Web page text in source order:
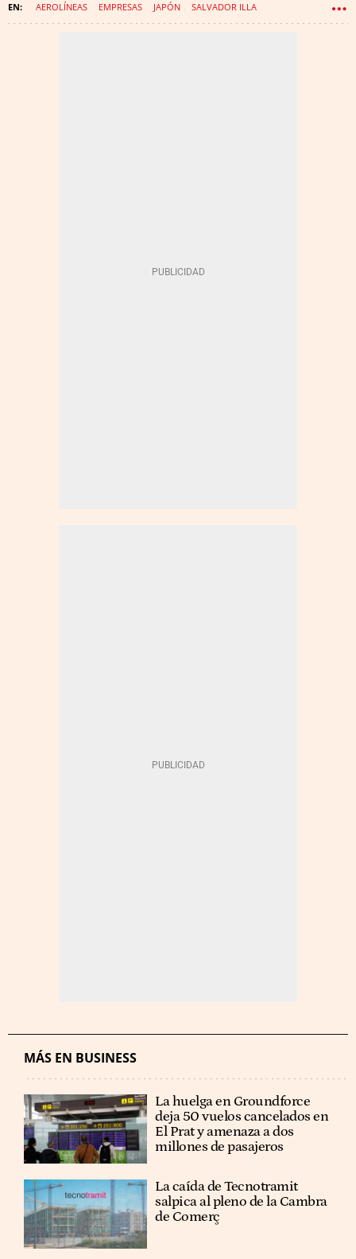
AEROLÍNEAS EMPRESAS JAPÓN SALVADOR ILLA
MÁS EN BUSINESS
La huelga en Groundforce
deja 50 vuelos cancelados en
El Prat y amenaza a dos
millones de pasajeros
La caída de Tecnotramit
salpica al pleno de la Cambra
de Comerç